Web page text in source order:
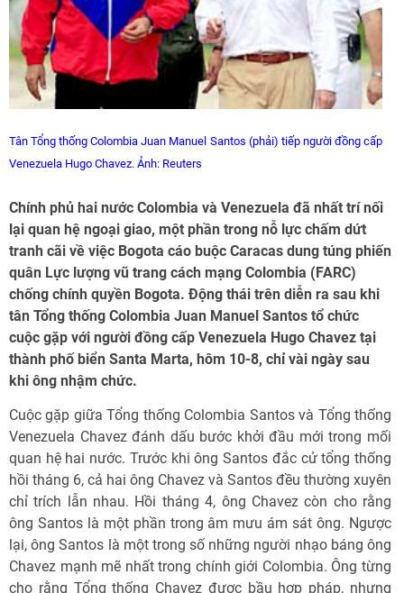
Tân Tổng thống Colombia Juan Manuel Santos (phải) tiếp người đồng cấp
Venezuela Hugo Chavez. Ảnh: Reuters
Chính phủ hai nước Colombia và Venezuela đã nhất trí nối
lại quan hệ ngoại giao, một phần trong nỗ lực chấm dứt
tranh cãi về việc Bogota cáo buộc Caracas dung túng phiến
quân Lực lượng vũ trang cách mạng Colombia (FARC)
chống chính quyền Bogota. Động thái trên diễn ra sau khi
tân Tổng thống Colombia Juan Manuel Santos tổ chức
cuộc gặp với người đồng cấp Venezuela Hugo Chavez tại
thành phố biển Santa Marta, hôm 10-8, chỉ vài ngày sau
khi ông nhậm chức.
Cuộc gặp giữa Tổng thống Colombia Santos và Tổng thống
Venezuela Chavez đánh dấu bước khởi đầu mới trong mối
quan hệ hai nước. Trước khi ông Santos đắc cử tổng thống
hồi tháng 6, cả hai ông Chavez và Santos đều thường xuyên
chỉ trích lẫn nhau. Hồi tháng 4, ông Chavez còn cho rằng
ông Santos là một phần trong âm mưu ám sát ông. Ngược
lại, ông Santos là một trong số những người nhạo báng ông
Chavez mạnh mẽ nhất trong chính giới Colombia. Ông từng
cho rằng Tổng thống Chavez được bầu hợp pháp, nhưng